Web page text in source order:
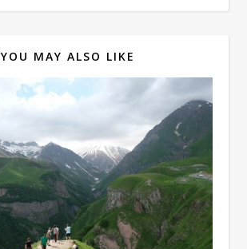
YOU MAY ALSO LIKE